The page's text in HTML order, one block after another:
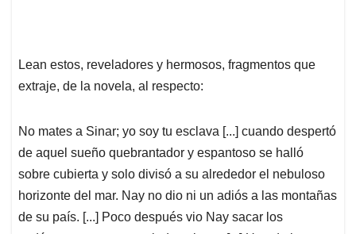
Lean estos, reveladores y hermosos, fragmentos que
extraje, de la novela, al respecto:
No mates a Sinar; yo soy tu esclava [...] cuando despertó
de aquel sueño quebrantador y espantoso se halló
sobre cubierta y solo divisó a su alrededor el nebuloso
horizonte del mar. Nay no dio ni un adiós a las montañas
de su país. [...] Poco después vio Nay sacar los